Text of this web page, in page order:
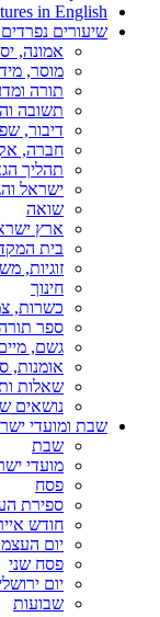
in English
שיעורים
אמונה,
מוסר,
תורה
תשובה
דיבור,
חברה,
תהליך
ישראל
שואה
ארץ
בית
זוגיות,
חינוך
כשרות,
ספר
גשם,
אומנות,
שאלות
נושאים
שבת ומועדי
שבת
מועדי
פסח
ספירת
חודש
יום
פסח שני
יום
שבועות